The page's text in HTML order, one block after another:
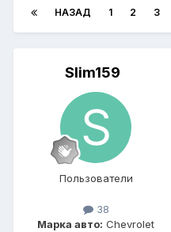
НАЗАД 1 2 3
Slim159
Пользователи
38
Марка авто: Chevrolet